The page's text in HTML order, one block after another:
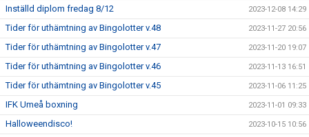
Inställd diplom fredag 8/12 2023-12-08 14:29
Tider för uthämtning av Bingolotter v.48 2023-11-27 20:56
Tider för uthämtning av Bingolotter v.47 2023-11-20 19:07
Tider för uthämtning av Bingolotter v.46 2023-11-13 16:51
Tider för uthämtning av Bingolotter v.45 2023-11-06 11:25
IFK Umeå boxning 2023-11-01 09:33
Halloweendisco! 2023-10-15 10:56